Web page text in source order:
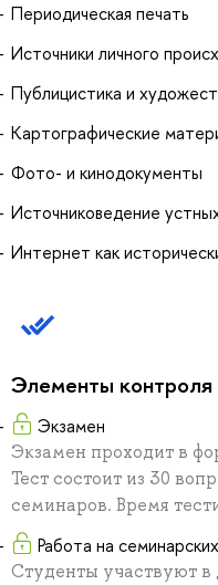
Периодическая печать
Источники личного
Публицистика и
Картографические
Фото- и кинодокументы
Источниковедение
Интернет как
Элементы контроля
Экзамен
Экзамен проходит в
Тест состоит из 30
семинаров. Время
Работа на
Студенты участвуют в